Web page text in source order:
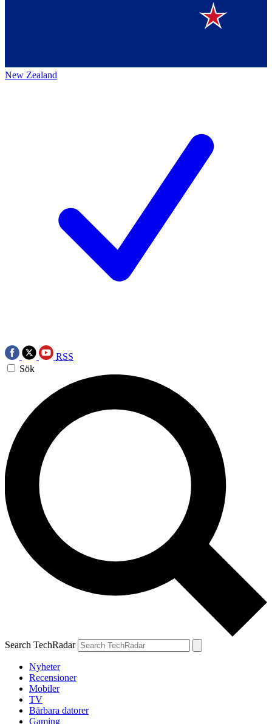
New Zealand
RSS
Sök
Search TechRadar
Nyheter
Recensioner
Mobiler
TV
Bärbara datorer
Gaming